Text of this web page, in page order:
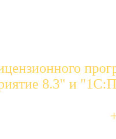
8.3" и